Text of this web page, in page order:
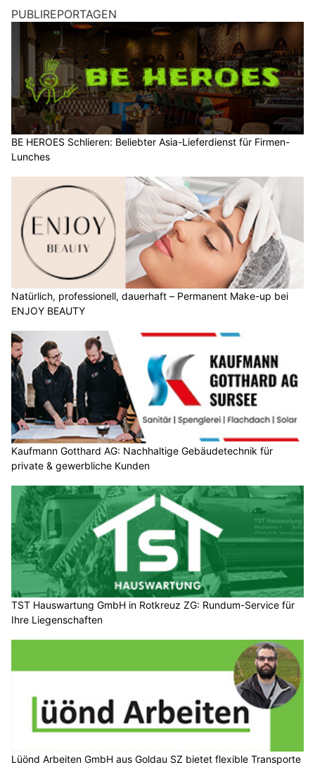
PUBLIREPORTAGEN
BE HEROES Schlieren: Beliebter Asia-Lieferdienst für Firmen-
Lunches
Natürlich, professionell, dauerhaft – Permanent Make-up bei
ENJOY BEAUTY
Kaufmann Gotthard AG: Nachhaltige Gebäudetechnik für
private & gewerbliche Kunden
TST Hauswartung GmbH in Rotkreuz ZG: Rundum-Service für
Ihre Liegenschaften
Lüönd Arbeiten GmbH aus Goldau SZ bietet flexible Transporte